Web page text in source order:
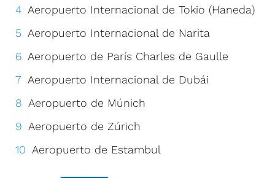
Aeropuerto Internacional de Tokio (Haneda)
Aeropuerto Internacional de Narita
Aeropuerto de París Charles de Gaulle
Aeropuerto Internacional de Dubái
Aeropuerto de Múnich
Aeropuerto de Zúrich
Aeropuerto de Estambul